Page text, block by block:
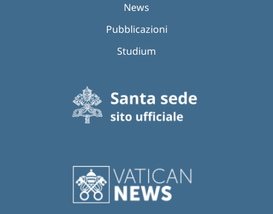
News
Pubblicazioni
Studium